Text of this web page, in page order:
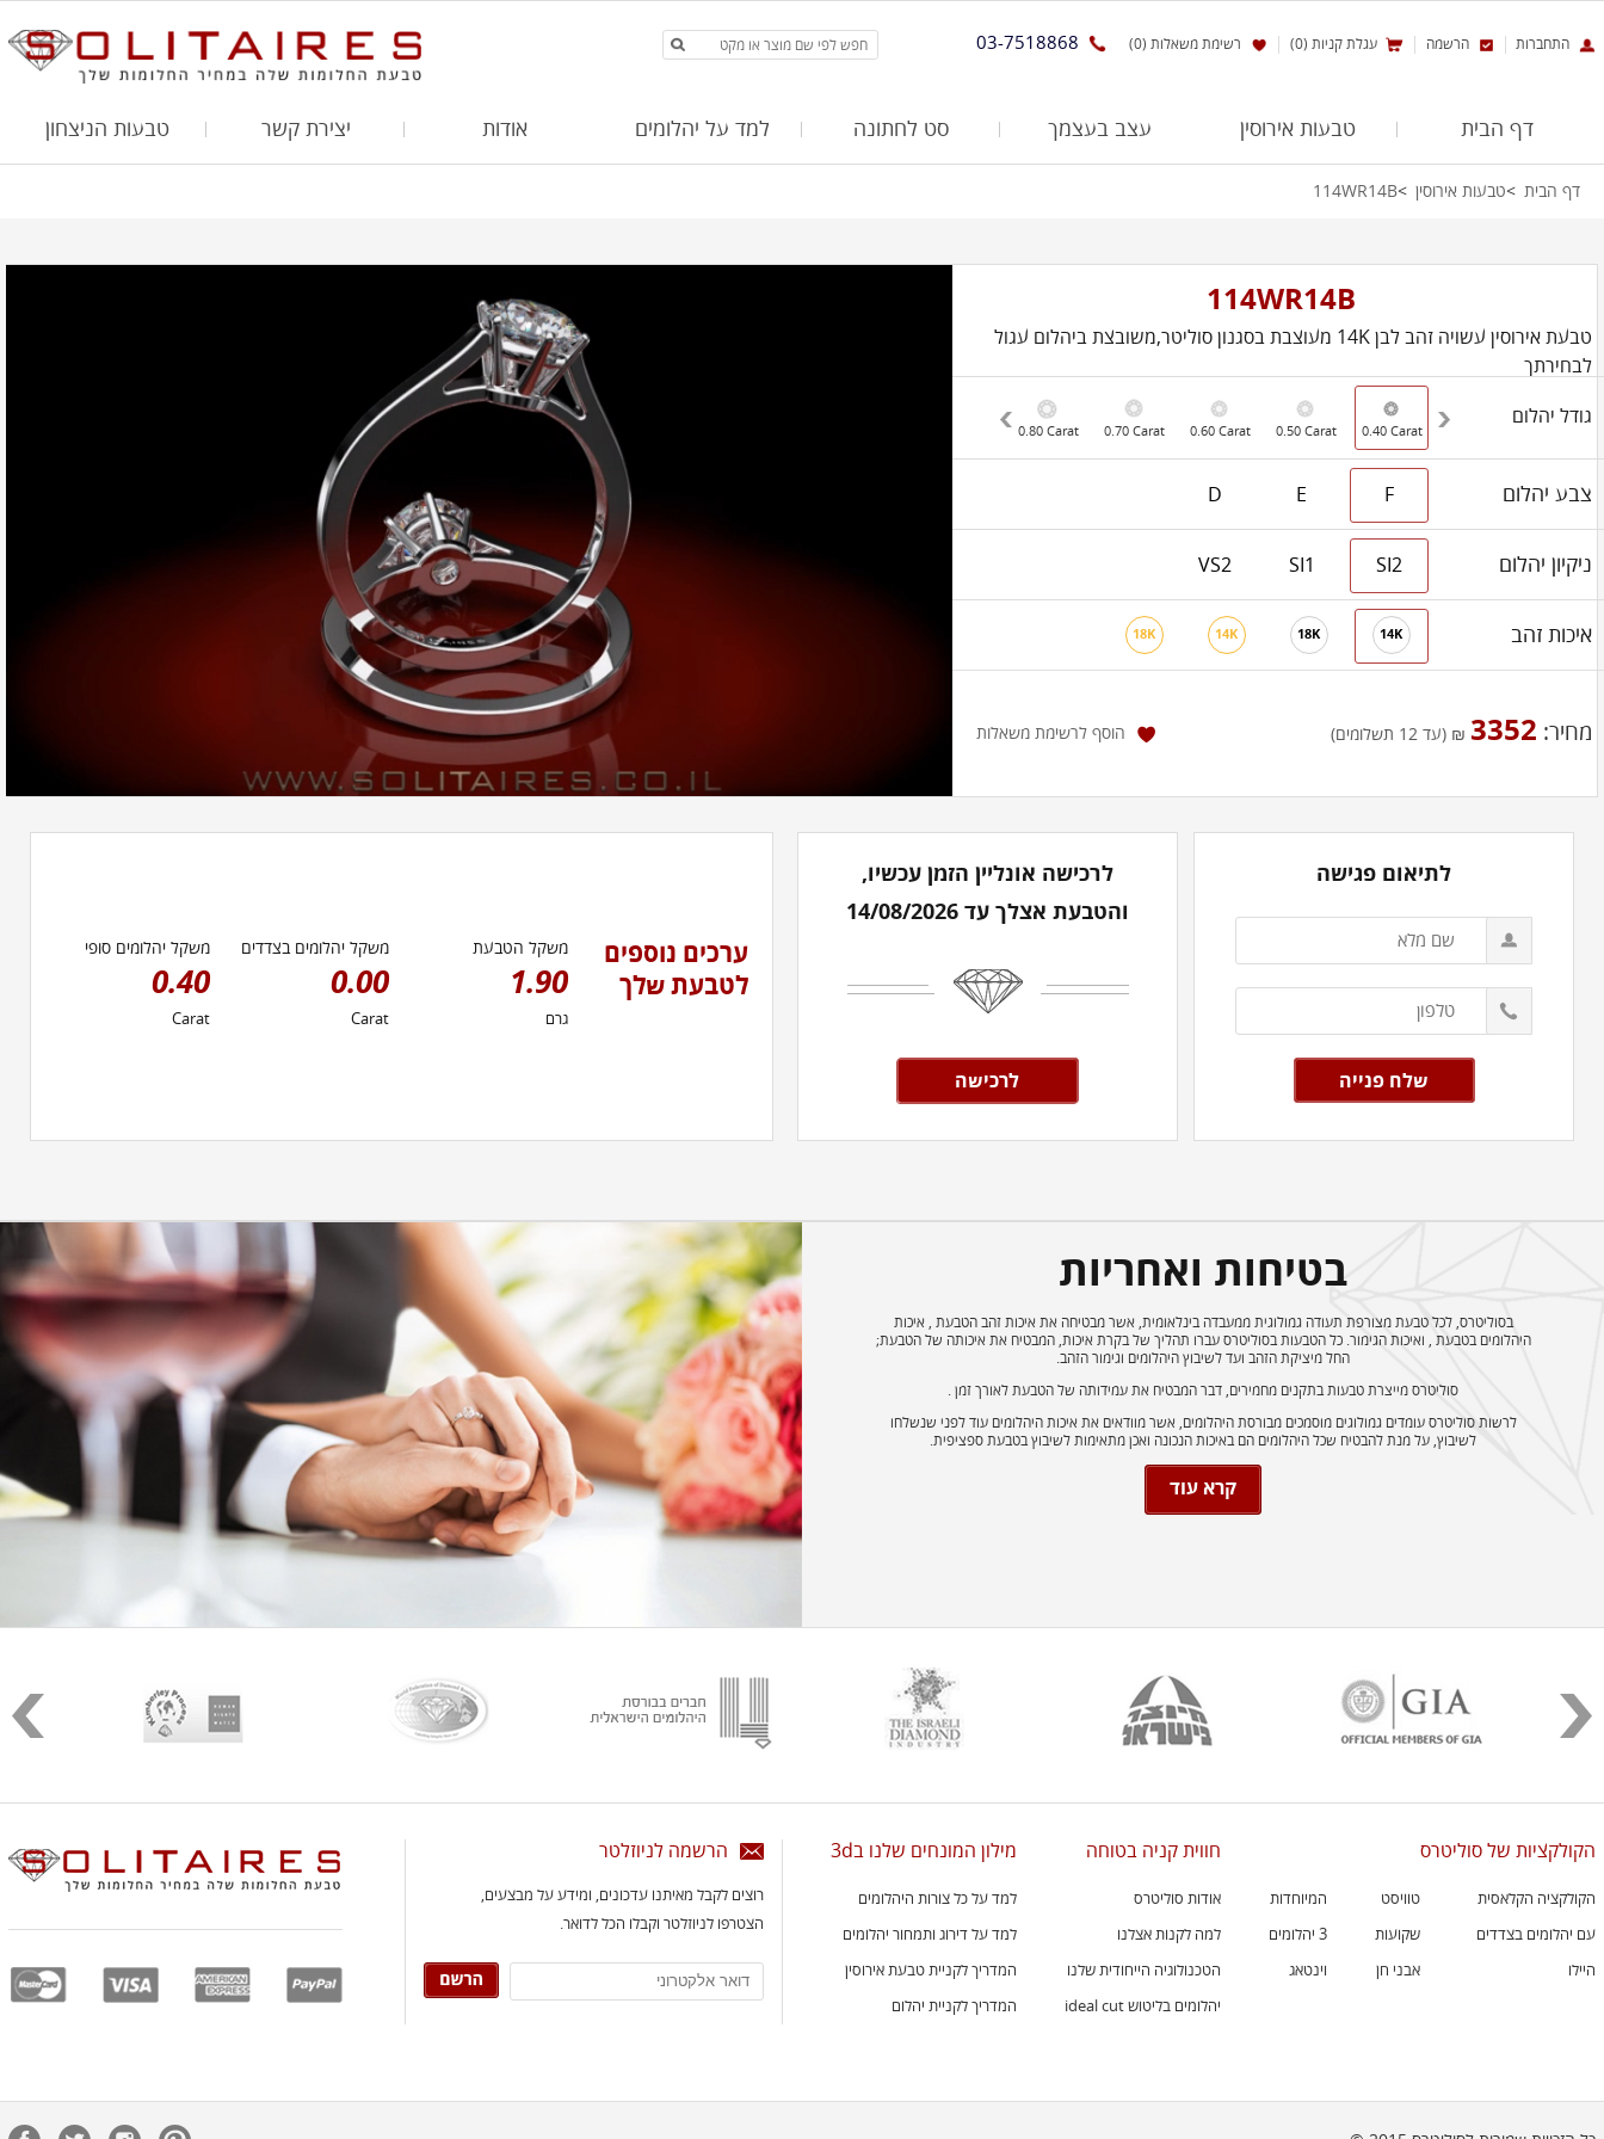
התחברות הרשמה עגלת קניות (0) רשימת משאלות (0) 03-7518868
דף הבית טבעות אירוסין עצב בעצמך סט לחתונה למד על יהלומים אודות יצירת קשר טבעות הניצחון
דף הבית טבעות אירוסין 114WR14B
114WR14B
טבעת אירוסין עשויה זהב לבן 14K מעוצבת בסגנון סוליטר,משובצת ביהלום עגול
לבחירתך
גודל יהלום
1.70 Carat 1.50 Carat 0.80 Carat 0.70 Carat 0.60 Carat 0.50 Carat 0.40 Carat
צבע יהלום F
E
D
ניקיון יהלום SI2
SI1
VS2
איכות זהב 14K
18K
14K
18K
מחיר: 3352 ₪ (עד 12 תשלומים) הוסף לרשימת משאלות
לתיאום פגישה
לרכישה אונליין הזמן עכשיו,
והטבעת אצלך עד 14/08/2026
לרכישה
ערכים נוספים
לטבעת שלך
משקל הטבעת
1.90
גרם
משקל יהלומים בצדדים
0.00
Carat
משקל יהלומים סופי
0.40
Carat
בטיחות ואחריות
בסוליטרס, לכל טבעת מצורפת תעודה גמולוגית ממעבדה בינלאומית, אשר מבטיחה את איכות זהב הטבעת , איכות
היהלומים בטבעת , ואיכות הגימור. כל הטבעות בסוליטרס עברו תהליך של בקרת איכות, המבטיח את איכותה של הטבעת;
החל מיציקת הזהב ועד לשיבוץ היהלומים וגימור הזהב.
סוליטרס מייצרת טבעות בתקנים מחמירים, דבר המבטיח את עמידותה של הטבעת לאורך זמן .
לרשות סוליטרס עומדים גמולוגים מוסמכים מבורסת היהלומים, אשר מוודאים את איכות היהלומים עוד לפני שנשלחו
לשיבוץ, על מנת להבטיח שכל היהלומים הם באיכות הנכונה ואכן מתאימות לשיבוץ בטבעת ספציפית.
קרא עוד
הקולקציות של סוליטרס
הקולקציה הקלאסית
עם יהלומים בצדדים
היילו
טוויסט
שקועות
אבני חן
המיוחדות
3 יהלומים
וינטאג
חווית קניה בטוחה
אודות סוליטרס
למה לקנות אצלנו
הטכנולוגיה הייחודית שלנו
יהלומים בליטוש ideal cut
מילון המונחים שלנו ב3d
למד על כל צורות היהלומים
למד על דירוג ותמחור יהלומים
המדריך לקניית טבעת אירוסין
המדריך לקניית יהלום
הרשמה לניוזלטר
רוצים לקבל מאיתנו עדכונים, ומידע על מבצעים,
הצטרפו לניוזלטר וקבלו הכל לדואר.